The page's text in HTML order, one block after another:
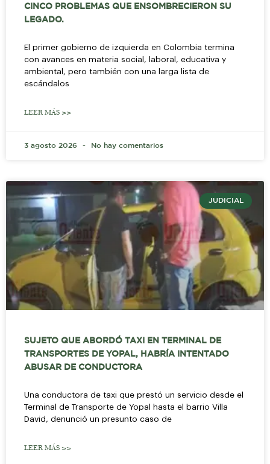
CINCO PROBLEMAS QUE ENSOMBRECIERON SU
LEGADO.
El primer gobierno de izquierda en Colombia termina
con avances en materia social, laboral, educativa y
ambiental, pero también con una larga lista de
escándalos
LEER MÁS >>
3 agosto 2026 No hay comentarios
JUDICIAL
SUJETO QUE ABORDÓ TAXI EN TERMINAL DE
TRANSPORTES DE YOPAL, HABRÍA INTENTADO
ABUSAR DE CONDUCTORA
Una conductora de taxi que prestó un servicio desde el
Terminal de Transporte de Yopal hasta el barrio Villa
David, denunció un presunto caso de
LEER MÁS >>